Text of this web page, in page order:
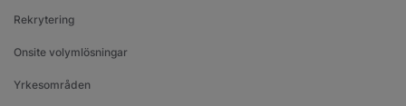
Rekrytering
Onsite volymlösningar
Yrkesområden